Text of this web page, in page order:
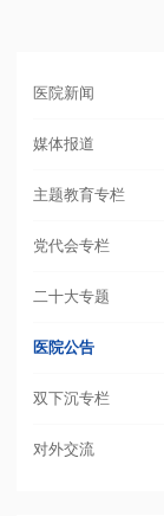
医院新闻
媒体报道
主题教育专栏
党代会专栏
二十大专题
医院公告
双下沉专栏
对外交流